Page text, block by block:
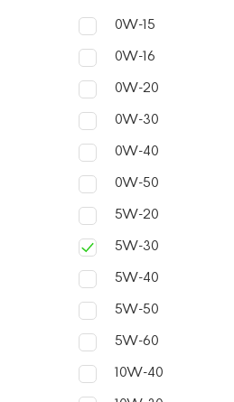
0W-15
0W-16
0W-20
0W-30
0W-40
0W-50
5W-20
5W-30
5W-40
5W-50
5W-60
10W-40